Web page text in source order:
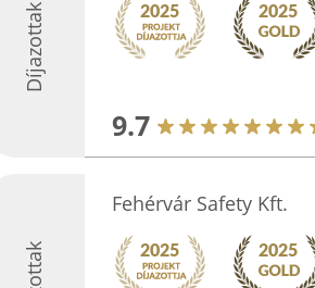
Díjazottak
9.7
Fehérvár Safety Kft.